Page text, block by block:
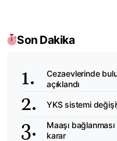
Son Dakika
Cezaevlerinde
açıklandı
YKS sistemi
Maaşı
karar